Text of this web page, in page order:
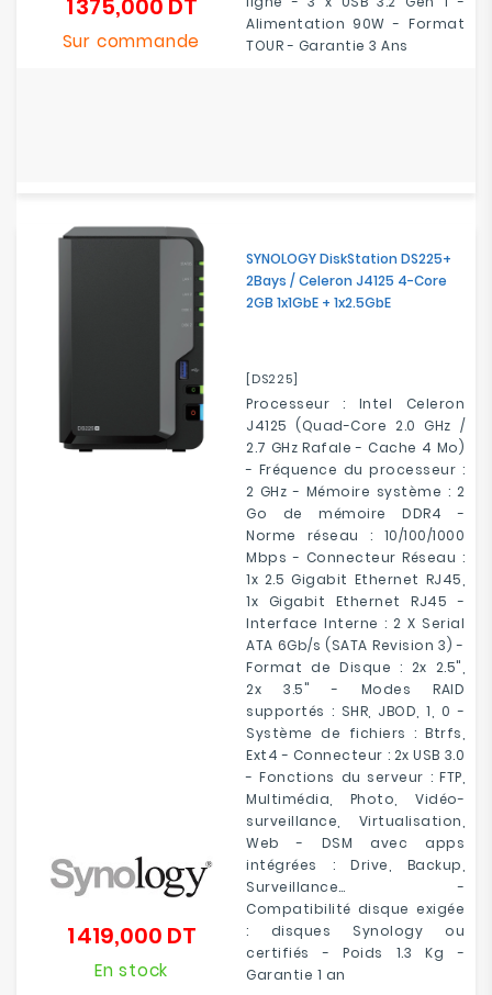
Alimentation 90W - Format
TOUR - Garantie 3 Ans
1 375,000 DTPrix
Sur commande
SYNOLOGY DiskStation DS225+
2Bays / Celeron J4125 4-Core
2GB 1x1GbE + 1x2.5GbE
[DS225]
Processeur : Intel Celeron
J4125 (Quad-Core 2.0 GHz /
2.7 GHz Rafale - Cache 4 Mo)
- Fréquence du processeur :
2 GHz - Mémoire système : 2
Go de mémoire DDR4 -
Norme réseau : 10/100/1000
Mbps - Connecteur Réseau :
1x 2.5 Gigabit Ethernet RJ45,
1x Gigabit Ethernet RJ45 -
Interface Interne : 2 X Serial
ATA 6Gb/s (SATA Revision 3) -
Format de Disque : 2x 2.5",
2x 3.5" - Modes RAID
supportés : SHR, JBOD, 1, 0 -
Système de fichiers : Btrfs,
Ext4 - Connecteur : 2x USB 3.0
- Fonctions du serveur : FTP,
Multimédia, Photo, Vidéo-
surveillance, Virtualisation,
Web - DSM avec apps
intégrées : Drive, Backup,
Surveillance… -
Compatibilité disque exigée
: disques Synology ou
certifiés - Poids 1.3 Kg -
Garantie 1 an
1 419,000 DTPrix
En stock